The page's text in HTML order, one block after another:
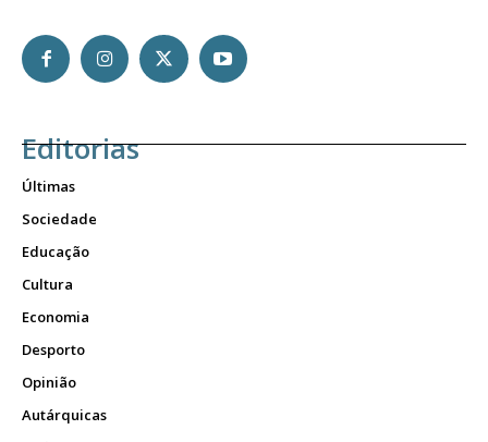
Editorias
Últimas
Sociedade
Educação
Cultura
Economia
Desporto
Opinião
Autárquicas